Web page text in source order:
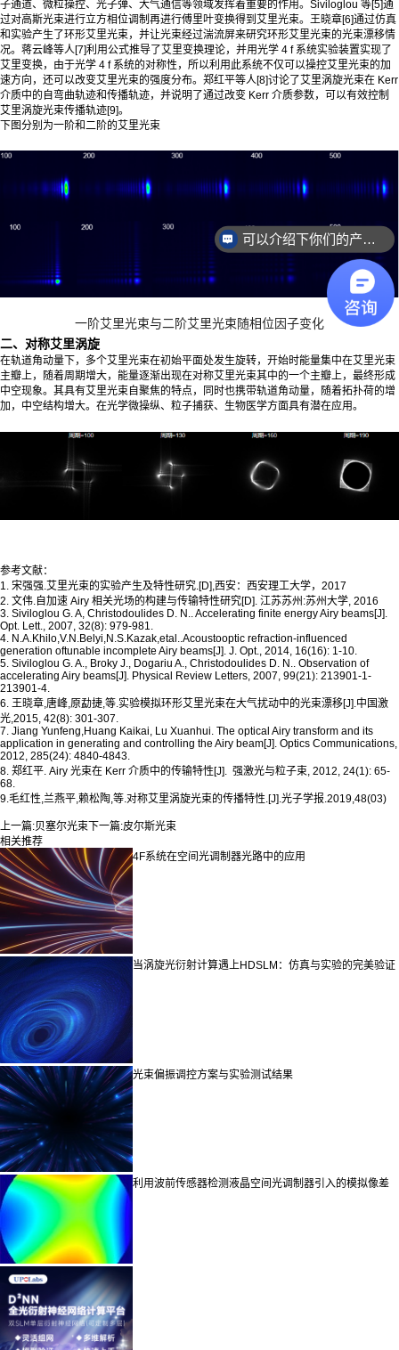
子通道、微粒操控、光子弹、大气通信等领域发挥着重要的作用。Siviloglou 等[5]通
过对高斯光束进行立方相位调制再进行傅里叶变换得到艾里光束。王晓章[6]通过仿真
和实验产生了环形艾里光束，并让光束经过湍流屏来研究环形艾里光束的光束漂移情
况。蒋云峰等人[7]利用公式推导了艾里变换理论，并用光学 4 f 系统实验装置实现了
艾里变换，由于光学 4 f 系统的对称性，所以利用此系统不仅可以操控艾里光束的加
速方向，还可以改变艾里光束的强度分布。郑红平等人[8]讨论了艾里涡旋光束在 Kerr
介质中的自弯曲轨迹和传播轨迹，并说明了通过改变 Kerr 介质参数，可以有效控制
艾里涡旋光束传播轨迹[9]。
下图分别为一阶和二阶的艾里光束
一阶艾里光束与二阶艾里光束随相位因子变化
二、对称艾里涡旋
在轨道角动量下，多个艾里光束在初始平面处发生旋转，开始时能量集中在艾里光束
主瓣上，随着周期增大，能量逐渐出现在对称艾里光束其中的一个主瓣上，最终形成
中空现象。其具有艾里光束自聚焦的特点，同时也携带轨道角动量，随着拓扑荷的增
加，中空结构增大。在光学微操纵、粒子捕获、生物医学方面具有潜在应用。
参考文献：
1. 宋强强.艾里光束的实验产生及特性研究.[D],西安：西安理工大学，2017
2. 文伟.自加速 Airy 相关光场的构建与传输特性研究[D]. 江苏苏州:苏州大学, 2016
3. Siviloglou G. A, Christodoulides D. N.. Accelerating finite energy Airy beams[J].
Opt. Lett., 2007, 32(8): 979-981.
4. N.A.Khilo,V.N.Belyi,N.S.Kazak,etal..Acoustooptic refraction-influenced
generation oftunable incomplete Airy beams[J]. J. Opt., 2014, 16(16): 1-10.
5. Siviloglou G. A., Broky J., Dogariu A., Christodoulides D. N.. Observation of
accelerating Airy beams[J]. Physical Review Letters, 2007, 99(21): 213901-1-
213901-4.
6. 王晓章,唐峰,原勐捷,等.实验模拟环形艾里光束在大气扰动中的光束漂移[J].中国激
光,2015, 42(8): 301-307.
7. Jiang Yunfeng,Huang Kaikai, Lu Xuanhui. The optical Airy transform and its
application in generating and controlling the Airy beam[J]. Optics Communications,
2012, 285(24): 4840-4843.
8. 郑红平. Airy 光束在 Kerr 介质中的传输特性[J]. 强激光与粒子束, 2012, 24(1): 65-
68.
9.毛红性,兰燕平,赖松陶,等.对称艾里涡旋光束的传播特性.[J].光子学报.2019,48(03)
上一篇:贝塞尔光束下一篇:皮尔斯光束
相关推荐
4F系统在空间光调制器光路中的应用
当涡旋光衍射计算遇上HDSLM：仿真与实验的完美验证
光束偏振调控方案与实验测试结果
利用波前传感器检测液晶空间光调制器引入的模拟像差
销售负责人联系方式是多少？